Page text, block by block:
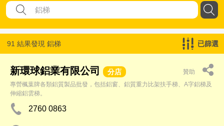
91 結果發現 鋁梯 已篩選
新環球鋁業有限公司 分店
贊助
專營楓葉牌各類鋁質製品批發，包括鋁窗、鋁質重力比架扶手梯、A字鋁梯及
伸縮鋁雲梯。
2760 0863